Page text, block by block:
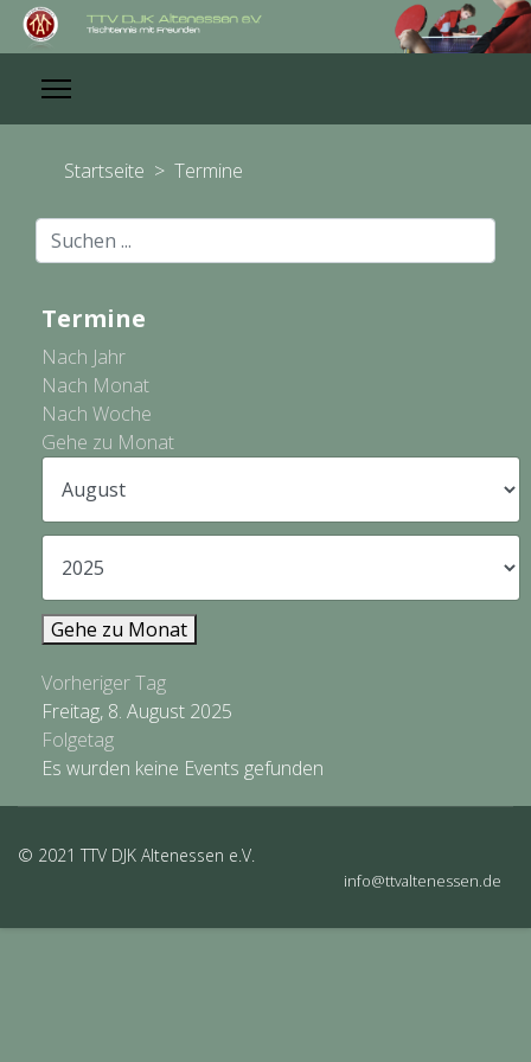
Startseite > Termine
Suchen
...
Termine
Nach Jahr
Nach Monat
Nach Woche
Gehe zu Monat
Gehe zu Monat
Vorheriger Tag
Freitag, 8. August 2025
Folgetag
Es wurden keine Events gefunden
© 2021 TTV DJK Altenessen e.V.
info@ttvaltenessen.de